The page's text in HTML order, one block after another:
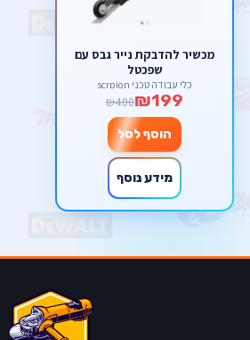
מכשיר להדבקת נייר גבס עם
שפכטל
כלי עבודה טכני scrpion
₪199
₪400
הוסף לסל
מידע נוסף